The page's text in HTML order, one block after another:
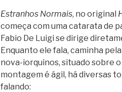
Estranhos Normais, no original
começa com uma catarata de
Fabio De Luigi se dirige
Enquanto ele fala, caminha
nova-iorquinos, situado sobre
montagem é ágil, há diversas
falando: